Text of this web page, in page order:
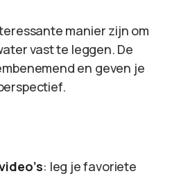
manier zijn om
vast te leggen. De
en geven je
: leg je favoriete